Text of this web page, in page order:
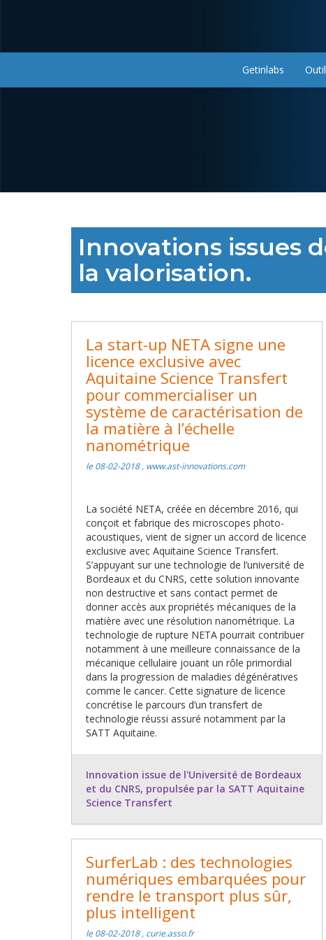
Getinlabs
Innovations issues
la valorisation.
La start-up NETA signe une
licence exclusive avec
Aquitaine Science Transfert
pour commercialiser un
système de caractérisation de
la matière à l’échelle
nanométrique
le 08-02-2018 , www.ast-innovations.com
La société NETA, créée en décembre 2016, qui
conçoit et fabrique des microscopes photo-
acoustiques, vient de signer un accord de licence
exclusive avec Aquitaine Science Transfert.
S’appuyant sur une technologie de l’université de
Bordeaux et du CNRS, cette solution innovante
non destructive et sans contact permet de
donner accès aux propriétés mécaniques de la
matière avec une résolution nanométrique. La
technologie de rupture NETA pourrait contribuer
notamment à une meilleure connaissance de la
mécanique cellulaire jouant un rôle primordial
dans la progression de maladies dégénératives
comme le cancer. Cette signature de licence
concrétise le parcours d’un transfert de
technologie réussi assuré notamment par la
SATT Aquitaine.
Innovation issue de l'Université de Bordeaux
et du CNRS, propulsée par la SATT Aquitaine
Science Transfert
SurferLab : des technologies
numériques embarquées pour
rendre le transport plus sûr,
plus intelligent
le 08-02-2018 , curie.asso.fr